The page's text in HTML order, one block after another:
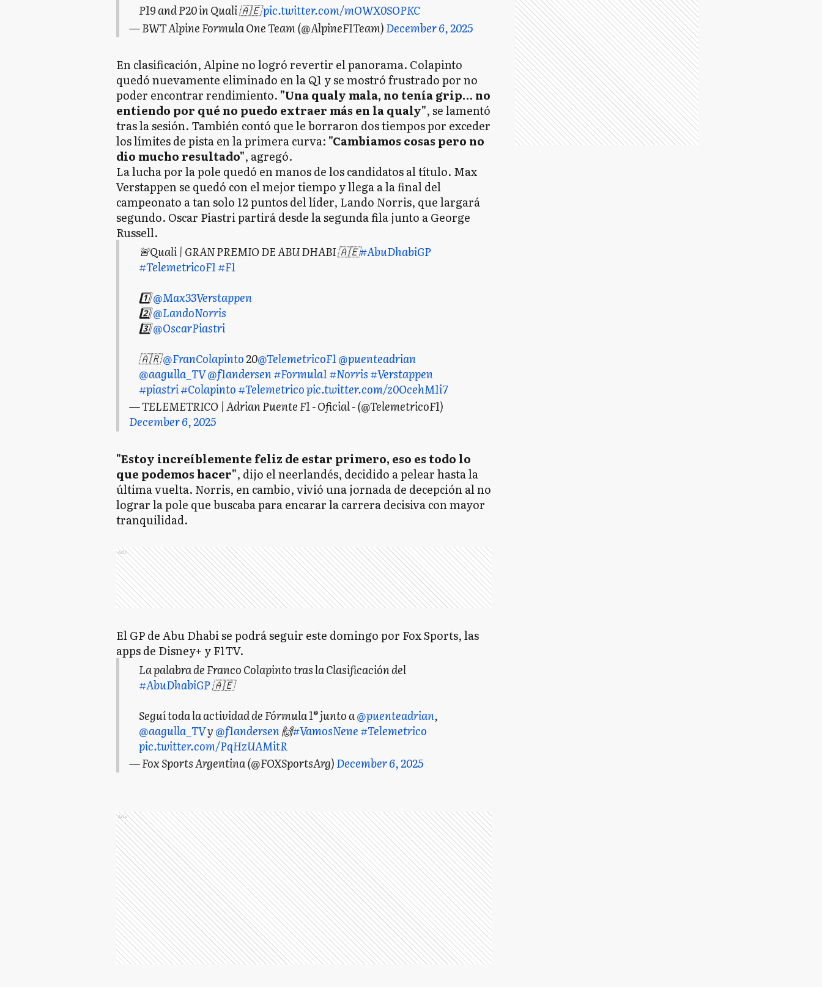
P19 and P20 in Quali 🇦🇪pic.twitter.com/mOWX0SOPKC
— BWT Alpine Formula One Team (@AlpineF1Team)December 6, 2025
En clasificación, Alpine no logró revertir el panorama. Colapinto
quedó nuevamente eliminado en la Q1 y se mostró frustrado por no
poder encontrar rendimiento. "Una qualy mala, no tenía grip… no
entiendo por qué no puedo extraer más en la qualy", se lamentó
tras la sesión. También contó que le borraron dos tiempos por exceder
los límites de pista en la primera curva: "Cambiamos cosas pero no
dio mucho resultado", agregó.
La lucha por la pole quedó en manos de los candidatos al título. Max
Verstappen se quedó con el mejor tiempo y llega a la final del
campeonato a tan solo 12 puntos del líder, Lando Norris, que largará
segundo. Oscar Piastri partirá desde la segunda fila junto a George
Russell.
🚨Quali | GRAN PREMIO DE ABU DHABI 🇦🇪#AbuDhabiGP
#TelemetricoF1#F1
1️⃣@Max33Verstappen
2️⃣@LandoNorris
3️⃣@OscarPiastri
🇦🇷@FranColapinto20@TelemetricoF1@puenteadrian
@aagulla_TV@f1andersen#Formula1#Norris#Verstappen
#piastri#Colapinto#Telemetricopic.twitter.com/z0OcehM1i7
— TELEMETRICO | Adrian Puente F1 - Oficial - (@TelemetricoF1)
December 6, 2025
"Estoy increíblemente feliz de estar primero, eso es todo lo
que podemos hacer", dijo el neerlandés, decidido a pelear hasta la
última vuelta. Norris, en cambio, vivió una jornada de decepción al no
lograr la pole que buscaba para encarar la carrera decisiva con mayor
tranquilidad.
Ads
El GP de Abu Dhabi se podrá seguir este domingo por Fox Sports, las
apps de Disney+ y F1TV.
La palabra de Franco Colapinto tras la Clasificación del
#AbuDhabiGP🇦🇪
Seguí toda la actividad de Fórmula 1®️ junto a@puenteadrian,
@aagulla_TVy@f1andersen🙌#VamosNene#Telemetrico
pic.twitter.com/PqHzUAMitR
— Fox Sports Argentina (@FOXSportsArg)December 6, 2025
Ads